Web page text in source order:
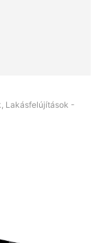
Lakásfelújítások -